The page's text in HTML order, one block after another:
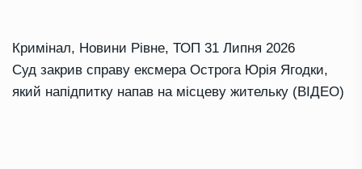
Кримінал, Новини Рівне, ТОП 31 Липня 2026
Суд закрив справу ексмера Острога Юрія Ягодки,
який напідпитку напав на місцеву жительку (ВІДЕО)